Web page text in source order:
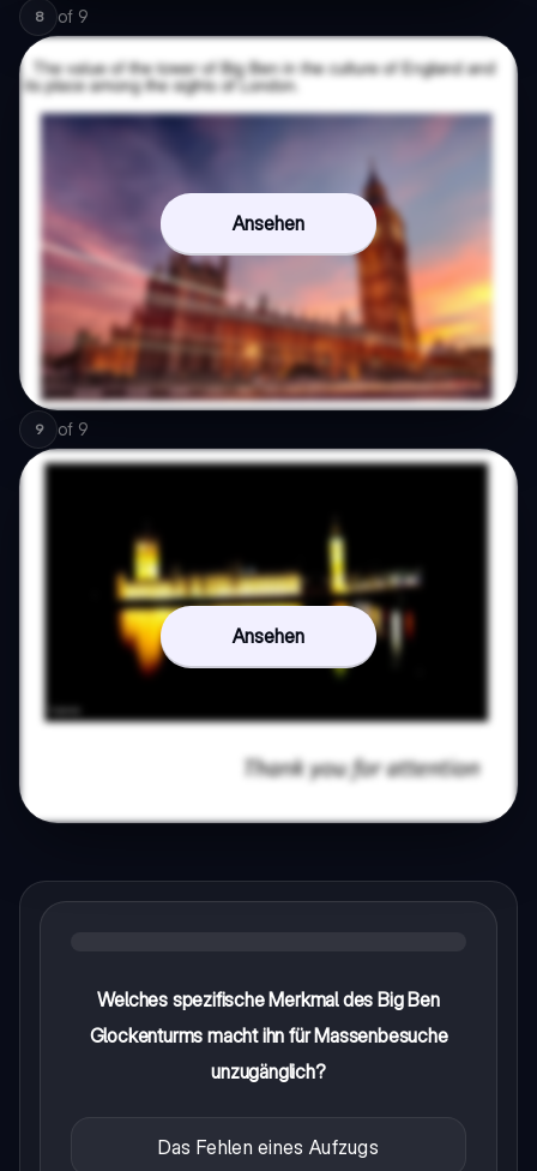
8 of 9
Ansehen
9 of 9
Ansehen
Welches spezifische Merkmal des Big Ben
Glockenturms macht ihn für Massenbesuche
unzugänglich?
Das Fehlen eines Aufzugs